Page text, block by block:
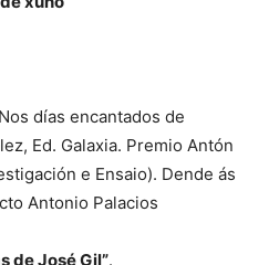
días encantados de
Ed. Galaxia. Premio Antón
e Ensaio). Dende ás
Antonio Palacios
de José Gil”.